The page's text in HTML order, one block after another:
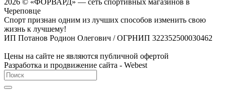
Череповце
Спорт признан одним из лучших способов изменить свою
жизнь к лучшему!
ИП Потанов Родион Олегович / ОГРНИП 322352500030462
Цены на сайте не являются публичной офертой
Разработка и продвижение сайта - Webest